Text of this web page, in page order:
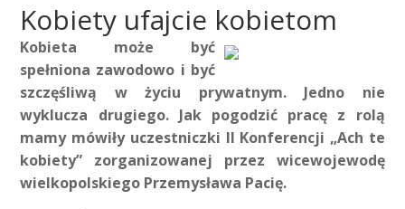
Kobiety ufajcie kobietom
Kobieta może być
spełniona zawodowo i być
szczęśliwą w życiu prywatnym. Jedno nie
wyklucza drugiego. Jak pogodzić pracę z rolą
mamy mówiły uczestniczki II Konferencji „Ach te
kobiety” zorganizowanej przez wicewojewodę
wielkopolskiego Przemysława Pacię.